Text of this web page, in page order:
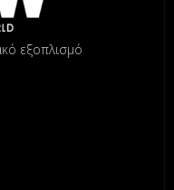
εξοπλισμό